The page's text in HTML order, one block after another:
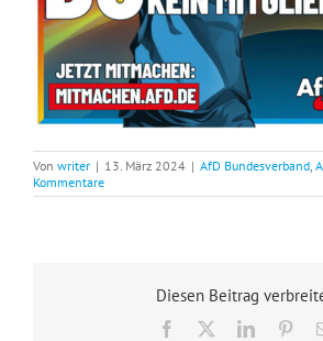
Von writer | 13. März 2024 | AfD Bundesverband,
Kommentare
Diesen Beitrag
Facebook LinkedIn